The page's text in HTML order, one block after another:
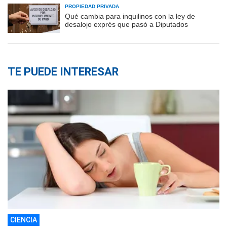
PROPIEDAD PRIVADA
Qué cambia para inquilinos con la ley de
desalojo exprés que pasó a Diputados
TE PUEDE INTERESAR
CIENCIA